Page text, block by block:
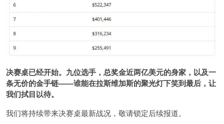
决赛桌已经开始。九位选手，总奖金近两亿美元的身家，以及一
条无价的金手链——谁能在拉斯维加斯的聚光灯下笑到最后，让
我们拭目以待。
我们将持续带来决赛桌最新战况，敬请锁定后续报道。